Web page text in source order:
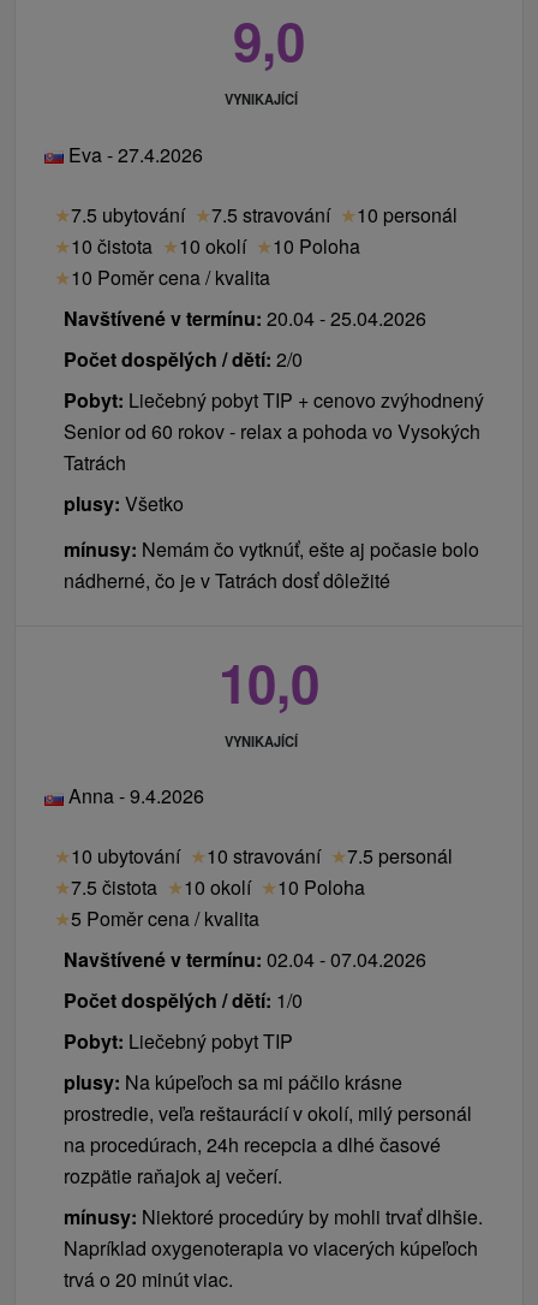
9,0
VYNIKAJÍCÍ
Eva - 27.4.2026
★7.5 ubytování ★7.5 stravování ★10 personál
★10 čistota ★10 okolí ★10 Poloha
★10 Poměr cena / kvalita
Navštívené v termínu: 20.04 - 25.04.2026
Počet dospělých / dětí: 2/0
Pobyt: Liečebný pobyt TIP + cenovo zvýhodnený
Senior od 60 rokov - relax a pohoda vo Vysokých
Tatrách
plusy: Všetko
mínusy: Nemám čo vytknúť, ešte aj počasie bolo
nádherné, čo je v Tatrách dosť dôležité
10,0
VYNIKAJÍCÍ
Anna - 9.4.2026
★10 ubytování ★10 stravování ★7.5 personál
★7.5 čistota ★10 okolí ★10 Poloha
★5 Poměr cena / kvalita
Navštívené v termínu: 02.04 - 07.04.2026
Počet dospělých / dětí: 1/0
Pobyt: Liečebný pobyt TIP
plusy: Na kúpeľoch sa mi páčilo krásne
prostredie, veľa reštaurácií v okolí, milý personál
na procedúrach, 24h recepcia a dlhé časové
rozpätie raňajok aj večerí.
mínusy: Niektoré procedúry by mohli trvať dlhšie.
Napríklad oxygenoterapia vo viacerých kúpeľoch
trvá o 20 minút viac.